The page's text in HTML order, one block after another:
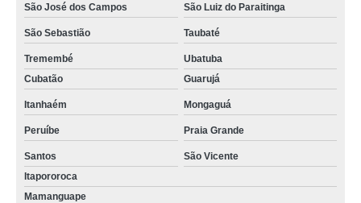
São José dos Campos São Luiz do Paraitinga
São Sebastião Taubaté
Tremembé
Ubatuba
Cubatão
Guarujá
Itanhaém Mongaguá
Peruíbe Praia Grande
Santos
São Vicente
Itapororoca
Mamanguape